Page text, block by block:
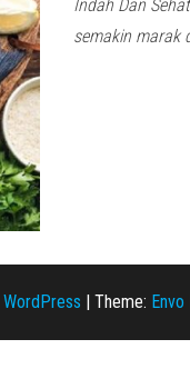
Indah Dan
semakin marak
WordPress Theme: